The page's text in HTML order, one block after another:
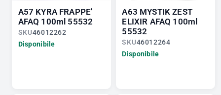
A57 KYRA FRAPPE'
AFAQ 100ml 55532
SKU46012262
Disponibile
A63 MYSTIK ZEST
ELIXIR AFAQ 100ml
55532
SKU46012264
Disponibile